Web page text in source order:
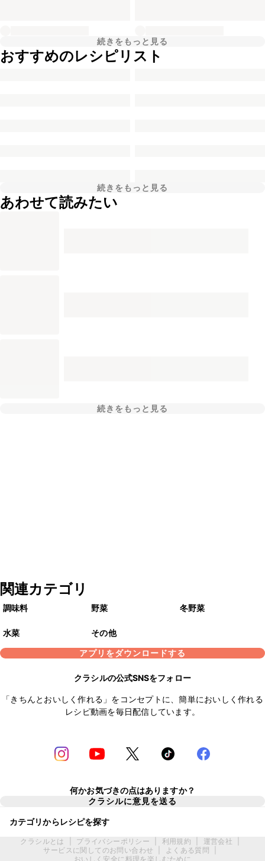
続きをもっと見る
おすすめのレシピリスト
続きをもっと見る
あわせて読みたい
続きをもっと見る
関連カテゴリ
調味料 野菜 冬野菜
水菜
その他
アプリをダウンロードする
クラシルの公式SNSをフォロー
「きちんとおいしく作れる」をコンセプトに、簡単においしく作れる
レシピ動画を毎日配信しています。
何かお気づきの点はありますか？
クラシルに意見を送る
カテゴリからレシピを探す
クラシルとは プライバシーポリシー 利用規約 運営会社
サービスに関してのお問い合わせ
よくある質問
おいしく安全に料理を楽しむために